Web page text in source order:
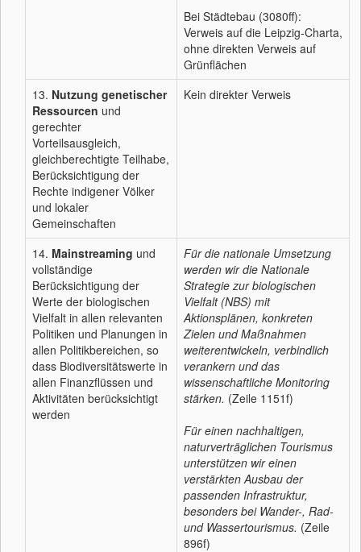
Bei Städtebau (3080ff):
Verweis auf die Leipzig-Charta,
ohne direkten Verweis auf
Grünflächen
13. Nutzung genetischer
Ressourcen und
gerechter
Vorteilsausgleich,
gleichberechtigte Teilhabe,
Berücksichtigung der
Rechte indigener Völker
und lokaler
Gemeinschaften
Kein direkter Verweis
14. Mainstreaming und
vollständige
Berücksichtigung der
Werte der biologischen
Vielfalt in allen relevanten
Politiken und Planungen in
allen Politikbereichen, so
dass Biodiversitätswerte in
allen Finanzflüssen und
Aktivitäten berücksichtigt
werden
Für die nationale Umsetzung
werden wir die Nationale
Strategie zur biologischen
Vielfalt (NBS) mit
Aktionsplänen, konkreten
Zielen und Maßnahmen
weiterentwickeln, verbindlich
verankern und das
wissenschaftliche Monitoring
stärken. (Zeile 1151f)
Für einen nachhaltigen,
naturverträglichen Tourismus
unterstützen wir einen
verstärkten Ausbau der
passenden Infrastruktur,
besonders bei Wander-, Rad-
und Wassertourismus. (Zeile
896f)